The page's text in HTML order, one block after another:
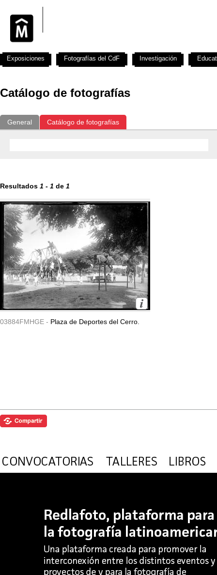
Catálogo de fotografías
General Catálogo de fotografías
Resultados 1 - 1 de 1
03884FMHGE - Plaza de Deportes del Cerro.
Exposiciones Fotografías del CdF Investigación